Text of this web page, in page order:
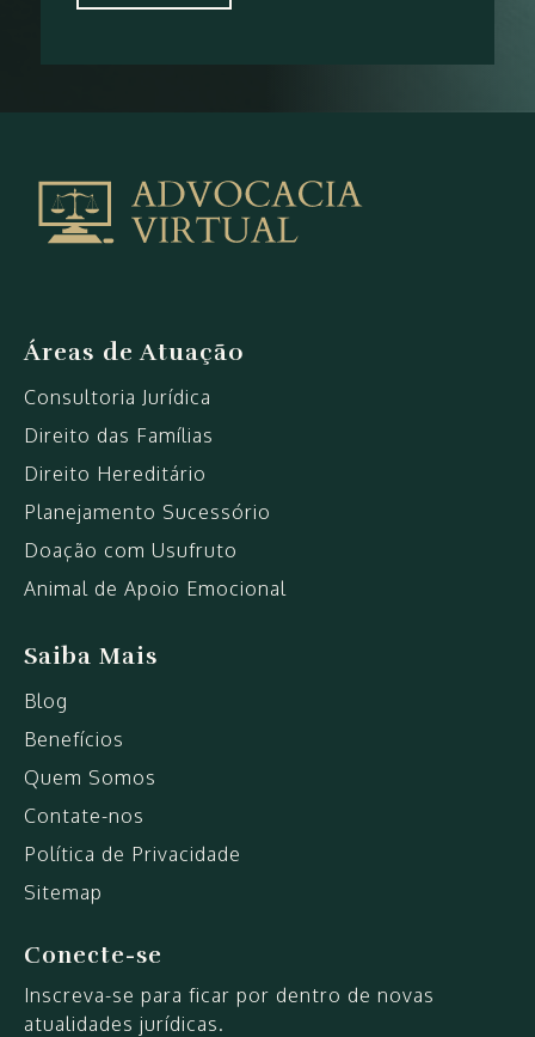
Advocacia
Áreas de Atuação
Consultoria Jurídica
Direito das Famílias
Direito Hereditário
Planejamento Sucessório
Doação com Usufruto
Animal de Apoio Emocional
Saiba Mais
Blog
Benefícios
Quem Somos
Contate-nos
Política de Privacidade
Sitemap
Conecte-se
Inscreva-se para ficar por dentro de novas
atualidades jurídicas.